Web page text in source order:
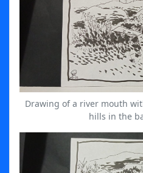
Drawing of a river mouth
hills in the